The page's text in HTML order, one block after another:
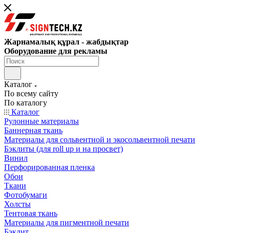
Жарнамалық құрал - жабдықтар
Оборудование для рекламы
Каталог
По всему сайту
По каталогу
Каталог
Рулонные материалы
Баннерная ткань
Материалы для сольвентной и экосольвентной печати
Бэклиты (для roll up и на просвет)
Винил
Перфорированная пленка
Обои
Ткани
Фотобумаги
Холсты
Тентовая ткань
Материалы для пигментной печати